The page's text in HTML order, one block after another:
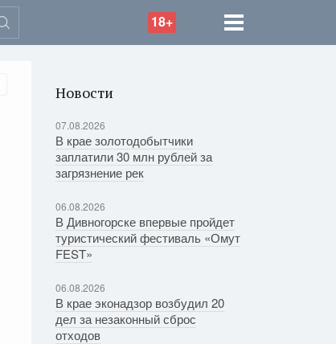
18+
Новости
07.08.2026
В крае золотодобытчики
заплатили 30 млн рублей за
загрязнение рек
06.08.2026
В Дивногорске впервые пройдет
туристический фестиваль «Омут
FEST»
06.08.2026
В крае эконадзор возбудил 20
дел за незаконный сброс
отходов